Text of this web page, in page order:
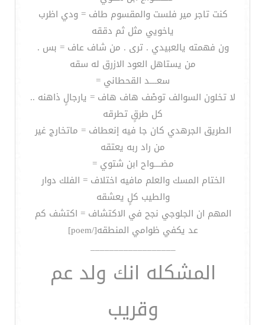
كنت تاجر مير فلست والمقسوم طاف = ودي اظرب
ياخويي مثل ثم دققه
ون فهمته يالعبيدي . ترى . من شاف عاف = بس .
من يستاهل العود الازرق له سقه
سعــــد القحطاني =
لا تخلون السوالف توصْف هاف هاف = يارجالٍ ذاهنه ..
كل طرقٍ تطرقه
الطريق الجرهدي كان جا فيه إنعطاف = ماتخارج غير
من راد ربه يعتقه
مضــــواح ابن شتوي =
الختام المسك والعلم مافيه اختلاف = الفلك دوار
والطيب كلٍ يعشقه
المهم ان الجلوجي نجح في الاكتشاف = اكتشف كم
عد يكفي ظوامي المنطقه[/poem]
__________________
المشكله انك ولد عم
وقريب